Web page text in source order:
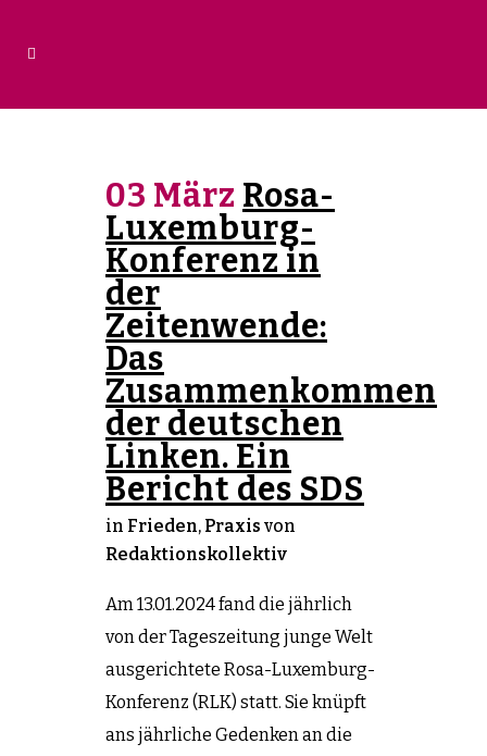
03 März Rosa-
Luxemburg-
Konferenz in
der
Zeitenwende:
Das
Zusammenkommen
der deutschen
Linken. Ein
Bericht des SDS
in Frieden, Praxis von
Redaktionskollektiv
Am 13.01.2024 fand die jährlich
von der Tageszeitung junge Welt
ausgerichtete Rosa-Luxemburg-
Konferenz (RLK) statt. Sie knüpft
ans jährliche Gedenken an die